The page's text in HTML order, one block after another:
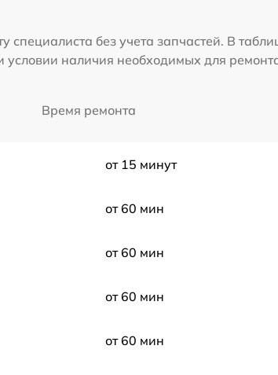
специалиста без учета запчастей. В
условии наличия необходимых для
Время ремонта
от 15 минут
от 60 мин
от 60 мин
от 60 мин
от 60 мин